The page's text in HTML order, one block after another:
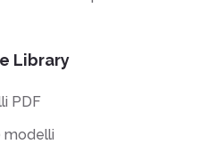
Library
PDF
modelli